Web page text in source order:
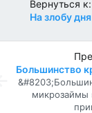
Вернуться к:
На злобу дня
микрозаймы